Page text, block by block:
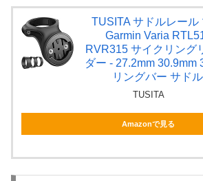
TUSITA サドルレール
Garmin Varia
RVR315 サイクリング
ダー - 27.2mm 30.9mm
リングバー サド
TUSITA
Amazonで見る